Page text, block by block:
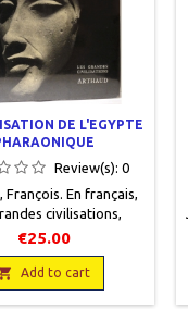
DE L'EGYPTE
Review(s):0
François. En français,
civilisations,
1977, 18 x 22,5, 684
Très bon état,
rouge et noir,
€25.00
Add to cart